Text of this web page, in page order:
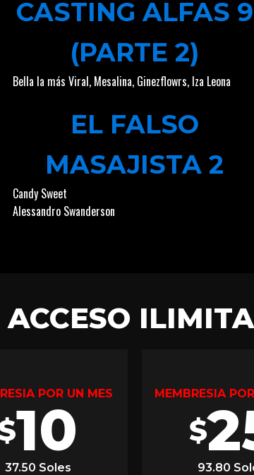
CASTING ALFAS 9
(PARTE 2)
Bella la más Viral, Mesalina, Ginezflowrs, Iza Leona
EL FALSO
MASAJISTA 2
Candy Sweet
Alessandro Swanderson
POR UN MES
10
37.50 Soles
MEMBRESIA
$
93.80